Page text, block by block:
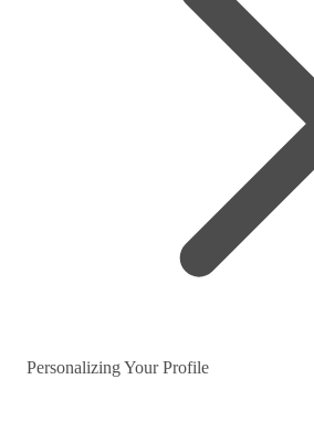
Personalizing Your Profile